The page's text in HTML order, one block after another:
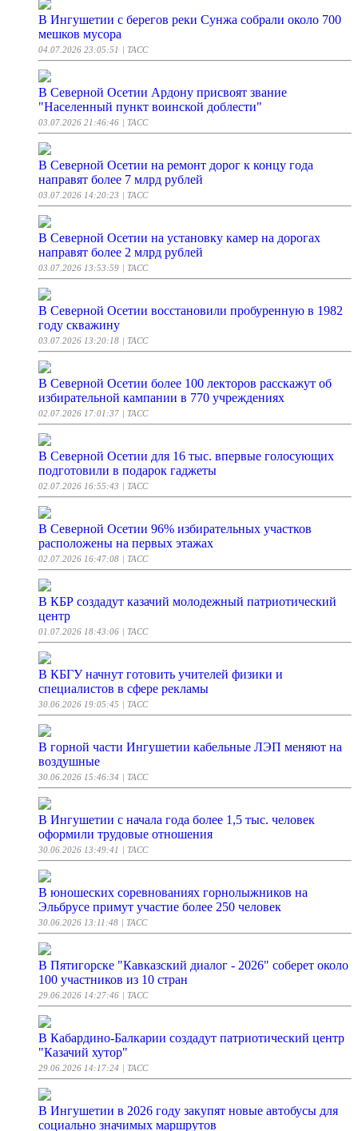
В Ингушетии с берегов реки Сунжа собрали около 700
мешков мусора
04.07.2026 23:05:51 | ТАСС
В Северной Осетии Ардону присвоят звание
"Населенный пункт воинской доблести"
03.07.2026 21:46:46 | ТАСС
В Северной Осетии на ремонт дорог к концу года
направят более 7 млрд рублей
03.07.2026 14:20:23 | ТАСС
В Северной Осетии на установку камер на дорогах
направят более 2 млрд рублей
03.07.2026 13:53:59 | ТАСС
В Северной Осетии восстановили пробуренную в 1982
году скважину
03.07.2026 13:20:18 | ТАСС
В Северной Осетии более 100 лекторов расскажут об
избирательной кампании в 770 учреждениях
02.07.2026 17:01:37 | ТАСС
В Северной Осетии для 16 тыс. впервые голосующих
подготовили в подарок гаджеты
02.07.2026 16:55:43 | ТАСС
В Северной Осетии 96% избирательных участков
расположены на первых этажах
02.07.2026 16:47:08 | ТАСС
В КБР создадут казачий молодежный патриотический
центр
01.07.2026 18:43:06 | ТАСС
В КБГУ начнут готовить учителей физики и
специалистов в сфере рекламы
30.06.2026 19:05:45 | ТАСС
В горной части Ингушетии кабельные ЛЭП меняют на
воздушные
30.06.2026 15:46:34 | ТАСС
В Ингушетии с начала года более 1,5 тыс. человек
оформили трудовые отношения
30.06.2026 13:49:41 | ТАСС
В юношеских соревнованиях горнолыжников на
Эльбрусе примут участие более 250 человек
30.06.2026 13:11:48 | ТАСС
В Пятигорске "Кавказский диалог - 2026" соберет около
100 участников из 10 стран
29.06.2026 14:27:46 | ТАСС
В Кабардино-Балкарии создадут патриотический центр
"Казачий хутор"
29.06.2026 14:17:24 | ТАСС
В Ингушетии в 2026 году закупят новые автобусы для
социально значимых маршрутов